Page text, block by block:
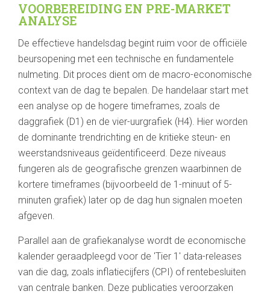
VOORBEREIDING EN PRE-MARKET
ANALYSE
De effectieve handelsdag begint ruim voor de officiële
beursopening met een technische en fundamentele
nulmeting. Dit proces dient om de macro-economische
context van de dag te bepalen. De handelaar start met
een analyse op de hogere timeframes, zoals de
daggrafiek (D1) en de vier-uurgrafiek (H4). Hier worden
de dominante trendrichting en de kritieke steun- en
weerstandsniveaus geïdentificeerd. Deze niveaus
fungeren als de geografische grenzen waarbinnen de
kortere timeframes (bijvoorbeeld de 1-minuut of 5-
minuten grafiek) later op de dag hun signalen moeten
afgeven.
Parallel aan de grafiekanalyse wordt de economische
kalender geraadpleegd voor de 'Tier 1' data-releases
van die dag, zoals inflatiecijfers (CPI) of rentebesluiten
van centrale banken. Deze publicaties veroorzaken